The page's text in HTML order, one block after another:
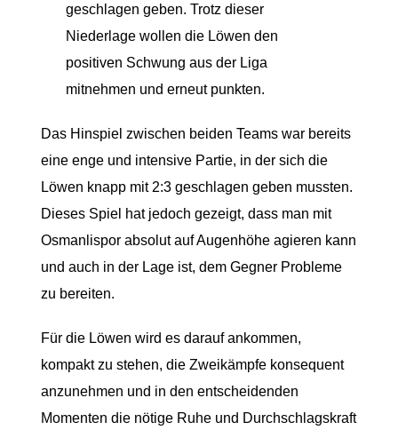
geschlagen geben. Trotz dieser
Niederlage wollen die Löwen den
positiven Schwung aus der Liga
mitnehmen und erneut punkten.
Das Hinspiel zwischen beiden Teams war bereits
eine enge und intensive Partie, in der sich die
Löwen knapp mit 2:3 geschlagen geben mussten.
Dieses Spiel hat jedoch gezeigt, dass man mit
Osmanlispor absolut auf Augenhöhe agieren kann
und auch in der Lage ist, dem Gegner Probleme
zu bereiten.
Für die Löwen wird es darauf ankommen,
kompakt zu stehen, die Zweikämpfe konsequent
anzunehmen und in den entscheidenden
Momenten die nötige Ruhe und Durchschlagskraft